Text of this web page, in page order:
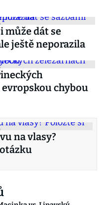
může dát se
ještě neporazila
chybou
na vlasy?